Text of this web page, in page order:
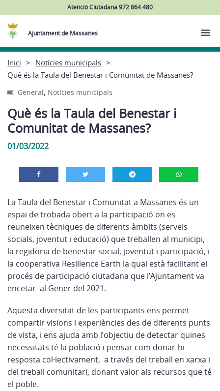
Atenció Ciutadana 972 864 480
Ajuntament de Massanes
Inici
Notícies municipals
Què és la Taula del Benestar i Comunitat de Massanes?
General, Notícies municipals
Què és la Taula del Benestar i
Comunitat de Massanes?
01/03/2022
La Taula del Benestar i Comunitat a Massanes és un
espai de trobada obert a la participació on es
reuneixen tècniques de diferents àmbits (serveis
socials, joventut i educació) que treballen al municipi,
la regidoria de benestar social, joventut i participació, i
la cooperativa Resilience Earth la qual està facilitant el
procés de participació ciutadana que l’Ajuntament va
encetar al Gener del 2021.
Aquesta diversitat de les participants ens permet
compartir visions i experiències des de diferents punts
de vista, i ens ajuda amb l’objectiu de detectar quines
necessitats té la població i pensar com donar-hi
resposta col·lectivament, a través del treball en xarxa i
del treball comunitari, donant valor als recursos que té
el poble.